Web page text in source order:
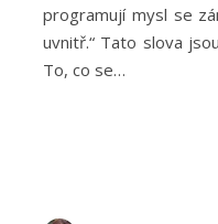
programují mysl se
uvnitř.“ Tato slova
To, co se…